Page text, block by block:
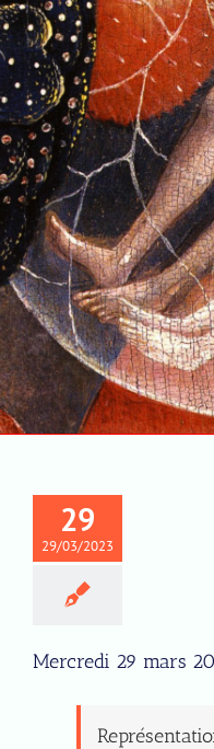
29
29/03/2023
Mercredi 29 mars